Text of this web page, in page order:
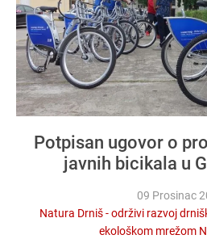
Potpisan ugovor o
javnih bicikala u
09 Prosinac
Natura Drniš - održivi razvoj
ekološkom mrežom